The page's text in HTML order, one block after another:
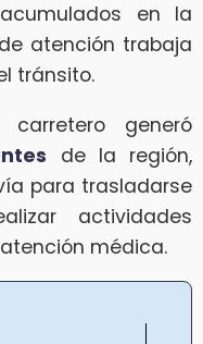
en la
atención trabaja
tránsito.
generó
de la región,
para trasladarse
actividades
médica.